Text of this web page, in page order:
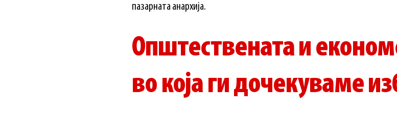
пазарната анархија.
Општествената и
во која ги дочекуваме